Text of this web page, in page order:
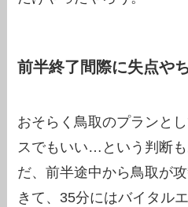
前半終了間際に失点や
おそらく鳥取のプランと
スでもいい…という判断
だ、前半途中から鳥取が
きて、35分にはバイタル